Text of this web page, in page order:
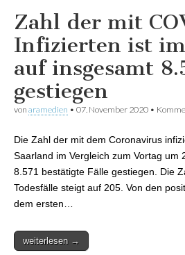
Zahl der mit
Infizierten ist
auf insgesamt
gestiegen
von aramedien • 07. November 2020 •
Die Zahl der mit dem Coronavirus
Saarland im Vergleich zum Vortag um
8.571 bestätigte Fälle gestiegen. Die
Todesfälle steigt auf 205. Von den
dem ersten…
weiterlesen →